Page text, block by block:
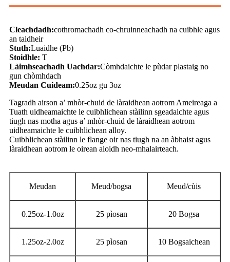
Cleachdadh:cothromachadh co-chruinneachadh na cuibhle agus
an taidheir
Stuth:Luaidhe (Pb)
Stoidhle: T
Làimhseachadh Uachdar:Còmhdaichte le pùdar plastaig no
gun chòmhdach
Meudan Cuideam:0.25oz gu 3oz
Tagradh airson a’ mhòr-chuid de làraidhean aotrom Ameireaga a
Tuath uidheamaichte le cuibhlichean stàilinn sgeadaichte agus
tiugh nas motha agus a’ mhòr-chuid de làraidhean aotrom
uidheamaichte le cuibhlichean alloy.
Cuibhlichean stàilinn le flange oir nas tiugh na an àbhaist agus
làraidhean aotrom le oirean aloidh neo-mhalairteach.
Meudan Meud/bogsa Meud/cùis
0.25oz-1.0oz 25 pìosan 20 Bogsa
1.25oz-2.0oz 25 pìosan 10 Bogsaichean